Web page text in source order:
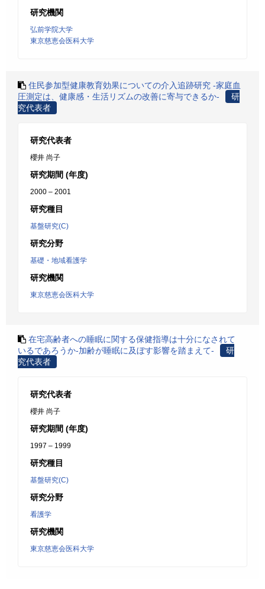
研究機関
弘前学院大学
東京慈恵会医科大学
住民参加型健康教育効果についての介入追跡研究 -家庭血
圧測定は、健康感・生活リズムの改善に寄与できるか-
研
究代表者
研究代表者
櫻井 尚子
研究期間 (年度)
2000 – 2001
研究種目
基盤研究(C)
研究分野
基礎・地域看護学
研究機関
東京慈恵会医科大学
在宅高齢者への睡眠に関する保健指導は十分になされて
いるであろうか-加齢が睡眠に及ぼす影響を踏まえて-
研
究代表者
研究代表者
櫻井 尚子
研究期間 (年度)
1997 – 1999
研究種目
基盤研究(C)
研究分野
看護学
研究機関
東京慈恵会医科大学